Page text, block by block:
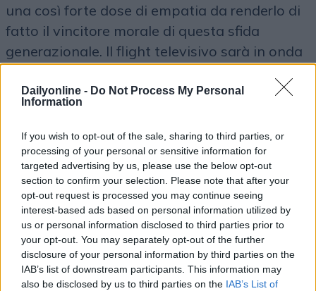
Dailyonline - Do Not Process My Personal
Information
If you wish to opt-out of the sale, sharing to third parties, or
processing of your personal or sensitive information for
targeted advertising by us, please use the below opt-out
section to confirm your selection. Please note that after your
opt-out request is processed you may continue seeing
interest-based ads based on personal information utilized by
us or personal information disclosed to third parties prior to
your opt-out. You may separately opt-out of the further
disclosure of your personal information by third parties on the
IAB’s list of downstream participants. This information may
also be disclosed by us to third parties on the IAB’s List of
una così forte dose di empatia da renderlo di
fatto il vincitore morale di questa sfida
generazionale. Il flight televisivo sarà in onda
formato da 30” pianificati sulle retiMediaset,
e Canali 8 e 9. In affiancamento allo spot tv,
dall’8 al 26 gennaio, sarà on air anche una
campagna radiofonica che vedrà il
coinvolgimento di emittenti nazionali con
audience elevata e con un target profilato,
quali Rtl 102.5, RDS, Radio 24, Radio 105,
Virgin e RMC. A completamento del media
mix è stata pianificata la presenza di annunci